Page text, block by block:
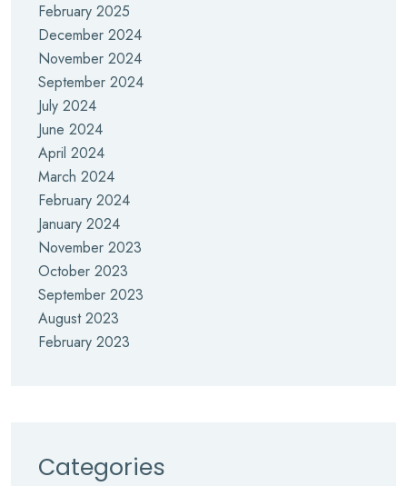
February 2025
December 2024
November 2024
September 2024
July 2024
June 2024
April 2024
March 2024
February 2024
January 2024
November 2023
October 2023
September 2023
August 2023
February 2023
Categories